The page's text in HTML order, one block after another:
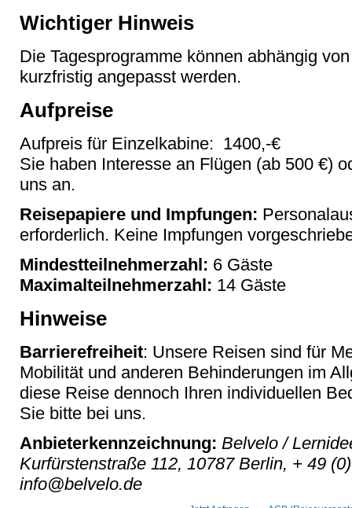
Wichtiger Hinweis
Die Tagesprogramme können abhängig
kurzfristig angepasst werden.
Aufpreise
Aufpreis für Einzelkabine: 1400,-€
Sie haben Interesse an Flügen (ab 500 €)
uns an.
Reisepapiere und Impfungen:
erforderlich. Keine Impfungen
Mindestteilnehmerzahl: 6 Gäste
Maximalteilnehmerzahl: 14 Gäste
Hinweise
Barrierefreiheit: Unsere Reisen sind für
Mobilität und anderen Behinderungen im
diese Reise dennoch Ihren individuellen
Sie bitte bei uns.
Anbieterkennzeichnung: Belvelo /
Kurfürstenstraße 112, 10787 Berlin, + 49
info@belvelo.de